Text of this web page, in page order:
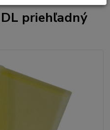
priehľadný